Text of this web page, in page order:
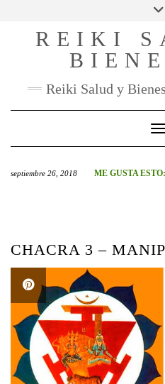
SOCIAL
REIKI
Reiki Salud y
septiembre 26, 2018 ME GUSTA ESTO:
CHACRA 3 –